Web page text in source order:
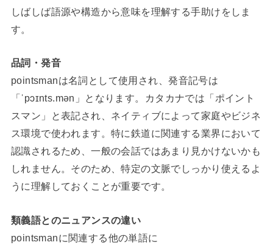
しばしば語源や構造から意味を理解する手助けをしま
す。
品詞・発音
pointsmanは名詞として使用され、発音記号は
「ˈpɔɪnts.mən」となります。カタカナでは「ポイント
スマン」と表記され、ネイティブによって家庭やビジネ
ス環境で使われます。特に鉄道に関連する業界において
認識されるため、一般の会話ではあまり見かけないかも
しれません。そのため、特定の文脈でしっかり使えるよ
うに理解しておくことが重要です。
類義語とのニュアンスの違い
pointsmanに関連する他の単語に